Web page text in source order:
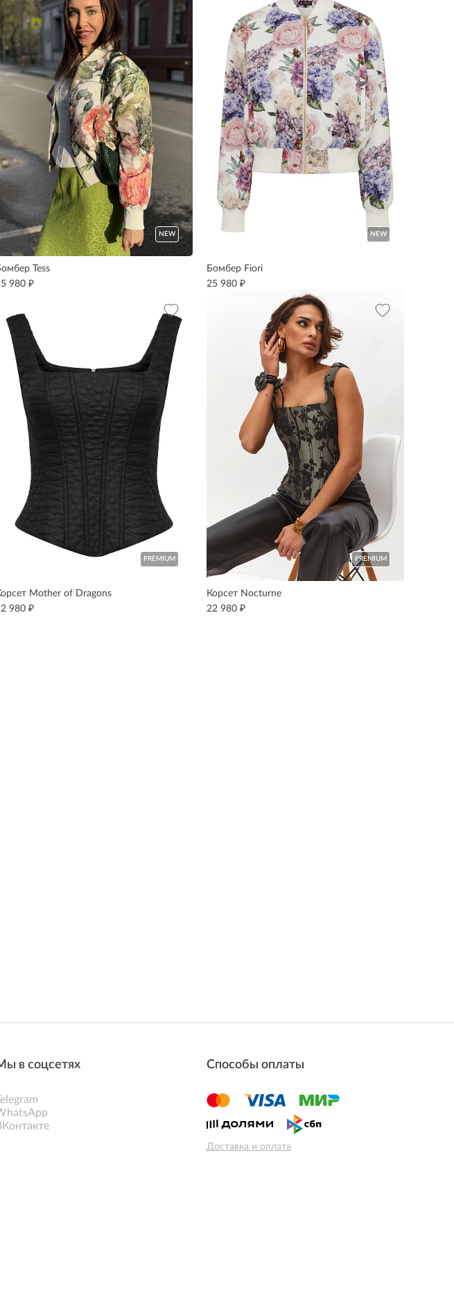
NEW
Tess
980 ₽
NEW
Бомбер Fiori
25 980 ₽
PREMIUM
Mother of Dragons
980 ₽
PREMIUM
Корсет Nocturne
22 980 ₽
в соцсетях Способы оплаты
Доставка и оплата